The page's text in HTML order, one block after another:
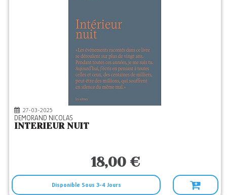
27-03-2025
DEMORAND NICOLAS
INTERIEUR NUIT
18,00 €
Disponible Sous 3-4 Jours